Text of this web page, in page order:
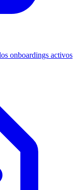
onboardings activos